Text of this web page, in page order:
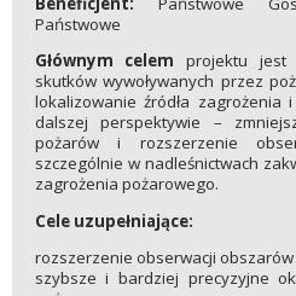
Państwowe
Głównym celem projektu jest
skutków wywoływanych przez
lokalizowanie źródła
dalszej perspektywie –
pożarów i rozszerzenie
szczególnie w nadleśnictwach
zagrożenia pożarowego.
Cele uzupełniające:
rozszerzenie obserwacji obszarów
szybsze i bardziej precyzyjne